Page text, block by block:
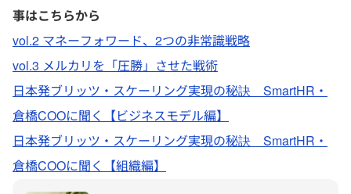
事はこちらから
vol.2 マネーフォワード、2つの非常識戦略
vol.3 メルカリを「圧勝」させた戦術
日本発ブリッツ・スケーリング実現の秘訣 SmartHR・
倉橋COOに聞く【ビジネスモデル編】
日本発ブリッツ・スケーリング実現の秘訣 SmartHR・
倉橋COOに聞く【組織編】